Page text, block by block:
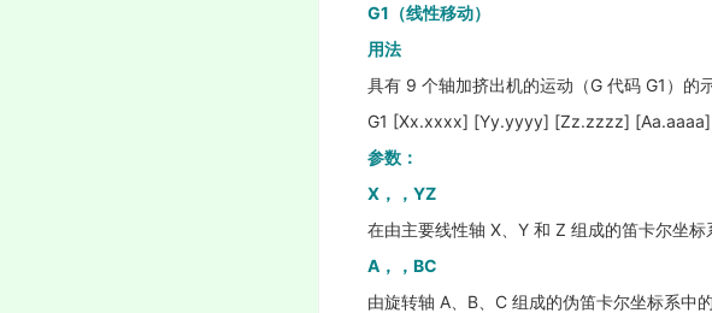
G1（线性移动）
用法
具有 9 个轴加挤出机的运动（G 代码 G1）的
G1 [Xx.xxxx] [Yy.yyyy] [Zz.zzzz]
参数：
X，，YZ
在由主要线性轴 X、Y 和 Z 组成的笛卡尔坐
A，，BC
由旋转轴 A、B、C 组成的伪笛卡尔坐标系中